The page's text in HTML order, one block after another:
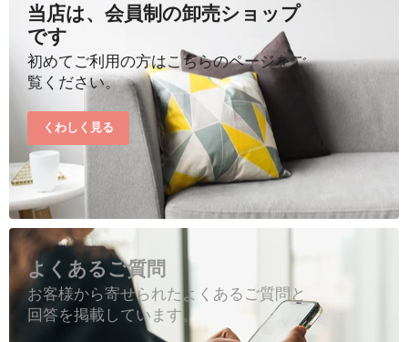
当店は、会員制の卸売ショップ
です
初めてご利用の方はこちらのページをご
覧ください。
くわしく見る
よくあるご質問
お客様から寄せられたよくあるご質問と
回答を掲載しています。